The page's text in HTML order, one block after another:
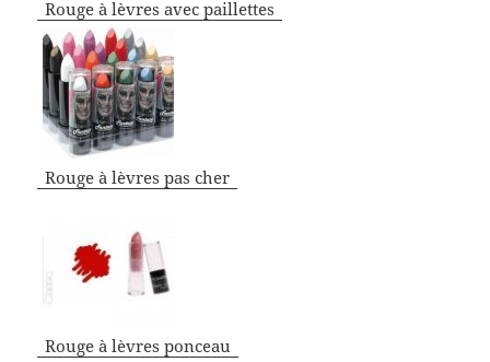
Rouge à lèvres avec paillettes
Rouge à lèvres pas cher
Rouge à lèvres ponceau